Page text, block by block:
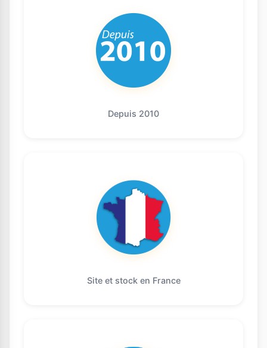
Depuis 2010
Site et stock en France